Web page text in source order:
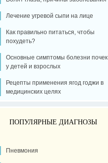
Лечение угревой сыпи на лице
Как правильно питаться, чтобы
похудеть?
Основные симптомы болезни почек
у детей и взрослых
Рецепты применения ягод годжи в
медицинских целях
ПОПУЛЯРНЫЕ ДИАГНОЗЫ
Пневмония